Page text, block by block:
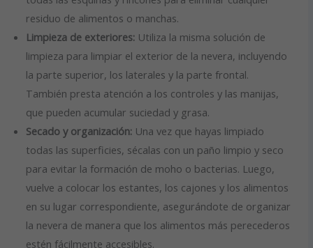
residuo de alimentos o manchas.
Limpieza de exteriores:Utiliza la misma solución de
limpieza para limpiar el exterior de la nevera, incluyendo
la parte superior, los laterales y la parte frontal.
También presta atención a los controles y las manijas,
que pueden acumular suciedad y grasa.
Secado y organización: Una vez que hayas limpiado
todas las superficies, sécalas con un paño limpio y seco
para evitar la formación de moho o bacterias. Luego,
vuelve a colocar los estantes, los cajones y los alimentos
en su lugar correspondiente, asegurándote de organizar
la nevera de manera que los alimentos más perecederos
estén fácilmente accesibles.